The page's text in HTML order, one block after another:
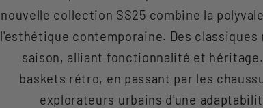
nouvelle collection SS25 combine la
l'esthétique contemporaine. Des
saison, alliant fonctionnalité et
baskets rétro, en passant par les
explorateurs urbains d'une